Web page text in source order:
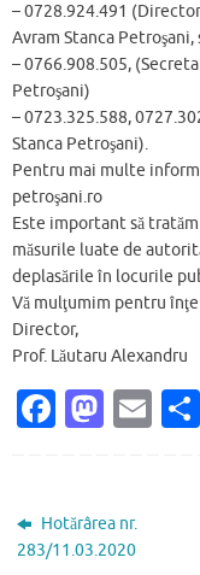
– 0728.924.491
Avram Stanca Petroşani,
– 0766.908.505,
Petroşani)
– 0723.325.588,
Stanca Petroşani).
Pentru mai multe
petroşani.ro
Este important să
măsurile luate de
deplasările în locurile
Vă mulţumim pentru
Director,
Prof. Lăutaru Alexandru
Fa
b
o
M
d
o
E
Hotărârea nr.
283/11.03.2020